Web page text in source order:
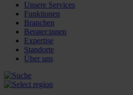
Unsere Services
Funktionen
Branchen
Berater:innen
Expertise
Standorte
Über uns